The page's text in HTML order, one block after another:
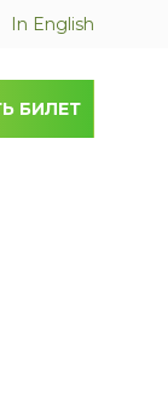
In English
БИЛЕТ